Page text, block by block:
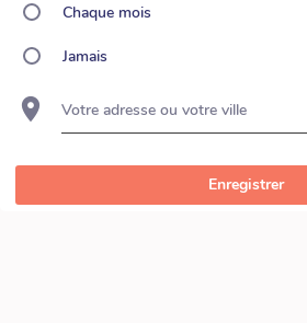
Chaque mois
Jamais
Votre adresse ou votre ville